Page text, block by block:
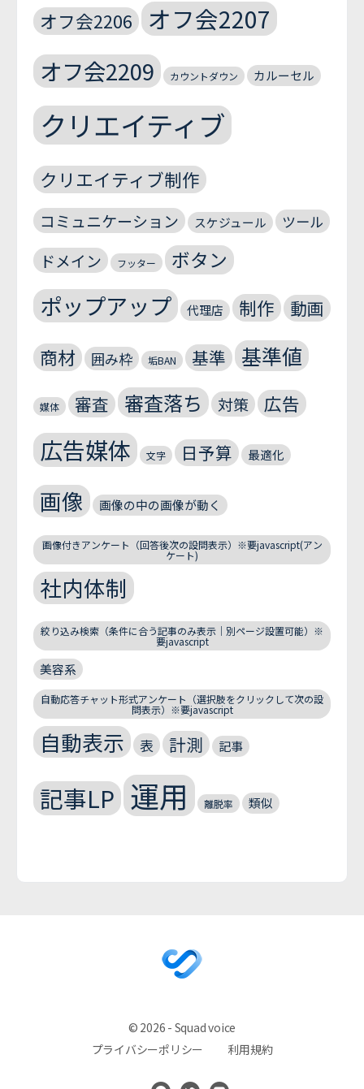
オフ会2206 オフ会2207
オフ会2209 カウントダウン カルーセル
クリエイティブ
クリエイティブ制作
コミュニケーション スケジュール ツール
ドメイン フッター ボタン
ポップアップ 代理店 制作 動画
商材 囲み枠 垢BAN 基準 基準値
媒体 審査 審査落ち 対策 広告
広告媒体 文字 日予算 最適化
画像 画像の中の画像が動く
画像付きアンケート（回答後次の設問表示）※要javascript(アン
ケート)
社内体制
絞り込み検索（条件に合う記事のみ表示｜別ページ設置可能）※
要javascript
美容系
自動応答チャット形式アンケート（選択肢をクリックして次の設
問表示）※要javascript
自動表示 表 計測 記事
記事LP 運用 離脱率 類似
© 2026 - Squad voice
プライバシーポリシー
利用規約